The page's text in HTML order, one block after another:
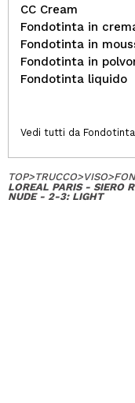
CC Cream
Fondotinta in
Fondotinta in
Fondotinta in
Fondotinta liquido
Vedi tutti da Fondotinta
TOP>TRUCCO>VISO>
LOREAL PARIS - SIERO
NUDE - 2-3: LIGHT